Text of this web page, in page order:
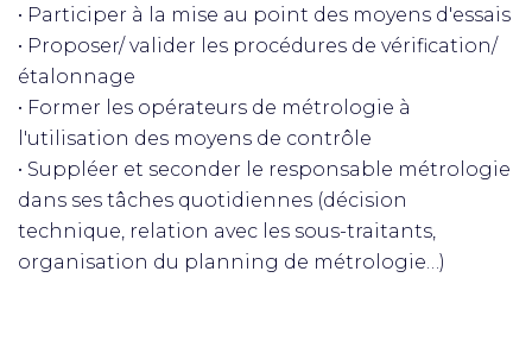
• Participer à la mise au point des moyens d'essais
• Proposer/ valider les procédures de vérification/
étalonnage
• Former les opérateurs de métrologie à
l'utilisation des moyens de contrôle
• Suppléer et seconder le responsable métrologie
dans ses tâches quotidiennes (décision
technique, relation avec les sous-traitants,
organisation du planning de métrologie…)